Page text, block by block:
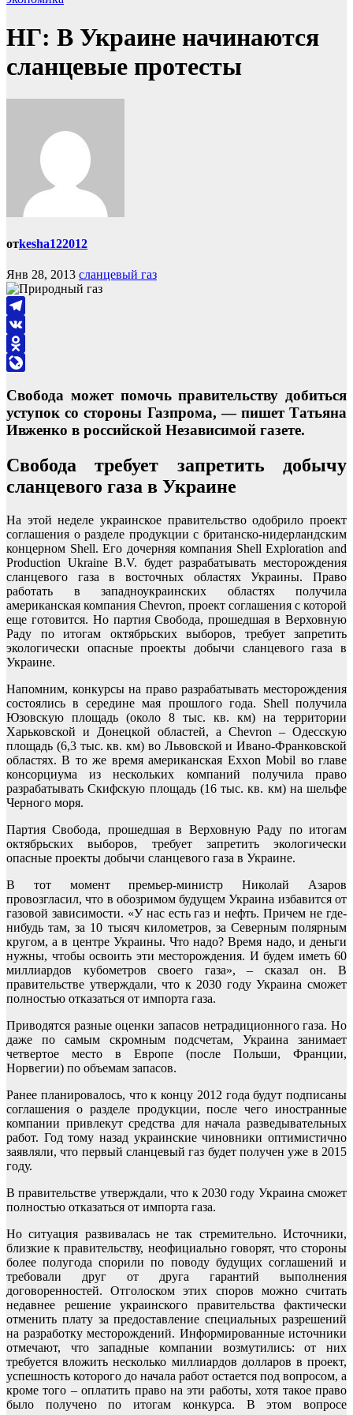
НГ: В Украине начинаются
сланцевые протесты
отkesha122012
Янв 28, 2013 сланцевый газ
Telegram
VK
Odnoklassniki
Свобода может помочь правительству добиться
уступок со стороны Газпрома, — пишет Татьяна
Ивженко в российской Независимой газете.
Свобода требует запретить добычу
сланцевого газа в Украине
На этой неделе украинское правительство одобрило проект
соглашения о разделе продукции с британско-нидерландским
концерном Shell. Его дочерняя компания Shell Exploration and
Production Ukraine B.V. будет разрабатывать месторождения
сланцевого газа в восточных областях Украины. Право
работать в западноукраинских областях получила
американская компания Chevron, проект соглашения с которой
еще готовится. Но партия Свобода, прошедшая в Верховную
Раду по итогам октябрьских выборов, требует запретить
экологически опасные проекты добычи сланцевого газа в
Украине.
Напомним, конкурсы на право разрабатывать месторождения
состоялись в середине мая прошлого года. Shell получила
Юзовскую площадь (около 8 тыс. кв. км) на территории
Харьковской и Донецкой областей, а Chevron – Одесскую
площадь (6,3 тыс. кв. км) во Львовской и Ивано-Франковской
областях. В то же время американская Exxon Mobil во главе
консорциума из нескольких компаний получила право
разрабатывать Скифскую площадь (16 тыс. кв. км) на шельфе
Черного моря.
Партия Свобода, прошедшая в Верховную Раду по итогам
октябрьских выборов, требует запретить экологически
опасные проекты добычи сланцевого газа в Украине.
В тот момент премьер-министр Николай Азаров
провозгласил, что в обозримом будущем Украина избавится от
газовой зависимости. «У нас есть газ и нефть. Причем не где-
нибудь там, за 10 тысяч километров, за Северным полярным
кругом, а в центре Украины. Что надо? Время надо, и деньги
нужны, чтобы освоить эти месторождения. И будем иметь 60
миллиардов кубометров своего газа», – сказал он. В
правительстве утверждали, что к 2030 году Украина сможет
полностью отказаться от импорта газа.
Приводятся разные оценки запасов нетрадиционного газа. Но
даже по самым скромным подсчетам, Украина занимает
четвертое место в Европе (после Польши, Франции,
Норвегии) по объемам запасов.
Ранее планировалось, что к концу 2012 года будут подписаны
соглашения о разделе продукции, после чего иностранные
компании привлекут средства для начала разведывательных
работ. Год тому назад украинские чиновники оптимистично
заявляли, что первый сланцевый газ будет получен уже в 2015
году.
В правительстве утверждали, что к 2030 году Украина сможет
полностью отказаться от импорта газа.
Но ситуация развивалась не так стремительно. Источники,
близкие к правительству, неофициально говорят, что стороны
более полугода спорили по поводу будущих соглашений и
требовали друг от друга гарантий выполнения
договоренностей. Отголоском этих споров можно считать
недавнее решение украинского правительства фактически
отменить плату за предоставление специальных разрешений
на разработку месторождений. Информированные источники
отмечают, что западные компании возмутились: от них
требуется вложить несколько миллиардов долларов в проект,
успешность которого до начала работ остается под вопросом, а
кроме того – оплатить право на эти работы, хотя такое право
было получено по итогам конкурса. В этом вопросе